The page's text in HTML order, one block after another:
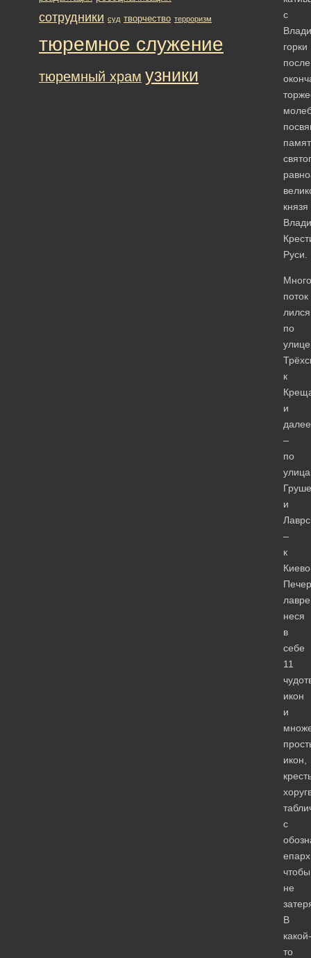
с
горки
после
князя
Руси.
поток
лился
по
улице
к
и
далее
–
по
и
–
к
неся
в
себе
11
икон
и
икон,
с
чтобы
не
В
какой-
то
сотрудники суд творчество терроризм
тюремное служение
тюремный храм узники